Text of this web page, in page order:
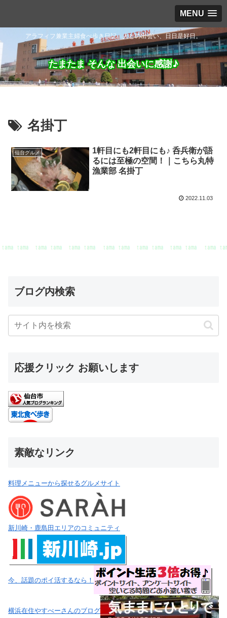
MENU
アラフィフ兼業主婦食べ歩き日記。人との出会い、日日是好日。
たまたま そんな 出会いに感謝♪
名掛丁
仙台グルメ
1軒目にも2軒目にも♪ 呑兵衛が語
るには至極の空間！｜こちら丸特
漁業部 名掛丁
2022.11.03
ブログ内検索
応援クリック お願いします
素敵なリンク
料理メニューから探せるグルメサイト
新川崎・鹿島田エリアのコミュニティ
今、話題のポイ活するなら！
横浜在住やすべーさんのブログ